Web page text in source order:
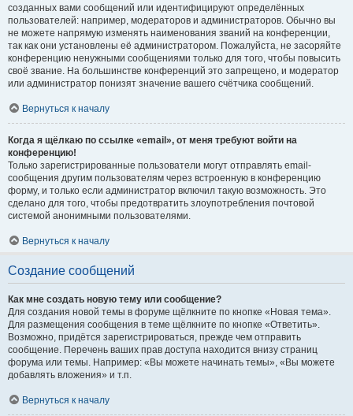
созданных вами сообщений или идентифицируют определённых
пользователей: например, модераторов и администраторов. Обычно вы
не можете напрямую изменять наименования званий на конференции,
так как они установлены её администратором. Пожалуйста, не засоряйте
конференцию ненужными сообщениями только для того, чтобы повысить
своё звание. На большинстве конференций это запрещено, и модератор
или администратор понизят значение вашего счётчика сообщений.
Вернуться к началу
Когда я щёлкаю по ссылке «email», от меня требуют войти на
конференцию!
Только зарегистрированные пользователи могут отправлять email-
сообщения другим пользователям через встроенную в конференцию
форму, и только если администратор включил такую возможность. Это
сделано для того, чтобы предотвратить злоупотребления почтовой
системой анонимными пользователями.
Вернуться к началу
Создание сообщений
Как мне создать новую тему или сообщение?
Для создания новой темы в форуме щёлкните по кнопке «Новая тема».
Для размещения сообщения в теме щёлкните по кнопке «Ответить».
Возможно, придётся зарегистрироваться, прежде чем отправить
сообщение. Перечень ваших прав доступа находится внизу страниц
форума или темы. Например: «Вы можете начинать темы», «Вы можете
добавлять вложения» и т.п.
Вернуться к началу